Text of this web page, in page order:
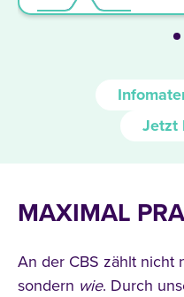
Jetzt
MAXIMAL
An der CBS zählt nicht
sondern wie. Durch